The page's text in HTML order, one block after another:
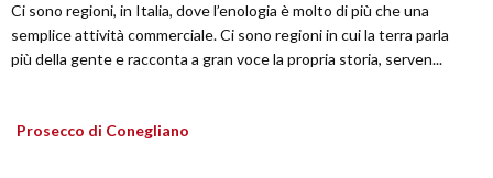
Ci sono regioni, in Italia, dove l’enologia è molto di più che una
semplice attività commerciale. Ci sono regioni in cui la terra parla
più della gente e racconta a gran voce la propria storia, serven...
Prosecco di Conegliano